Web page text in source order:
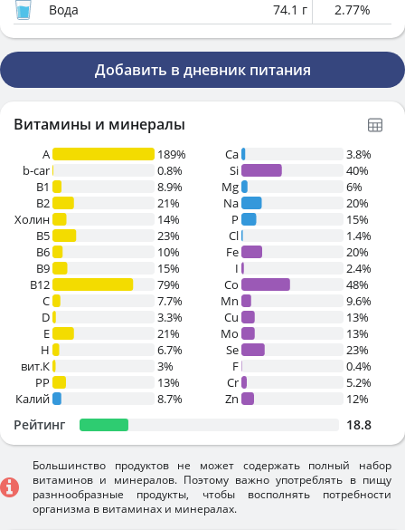
Вода
74.1 г 2.77%
Добавить в дневник питания
Витамины и минералы
A
189%
b-car
0.8%
В1
8.9%
B2
21%
Холин
14%
B5
23%
B6
10%
B9
15%
B12
79%
C
7.7%
D
3.3%
E
21%
H
6.7%
вит.К
3%
PP
13%
Калий
8.7%
Ca
3.8%
Si
40%
Mg
6%
Na
20%
P
15%
Cl
1.4%
Fe
20%
I
2.4%
Co
48%
Mn
9.6%
Cu
13%
Mo
13%
Se
23%
F
0.4%
Cr
5.2%
Zn
12%
Рейтинг 18.8
Большинство продуктов не может содержать полный набор
витаминов и минералов. Поэтому важно употреблять в пищу
разннообразные продукты, чтобы восполнять потребности
организма в витаминах и минералах.